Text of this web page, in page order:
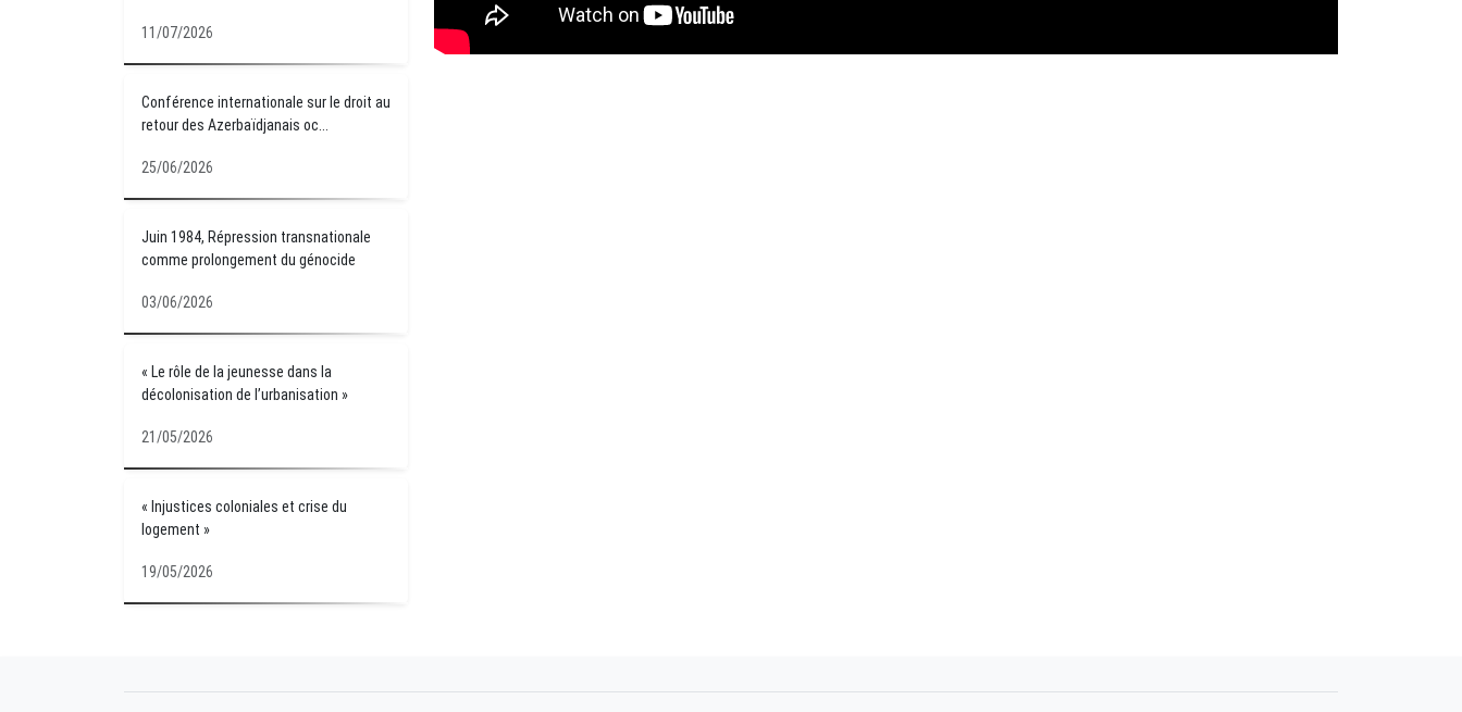
11/07/2026
Conférence internationale sur le droit au
retour des Azerbaïdjanais oc...
25/06/2026
Juin 1984, Répression transnationale
comme prolongement du génocide
03/06/2026
« Le rôle de la jeunesse dans la
décolonisation de l’urbanisation »
21/05/2026
« Injustices coloniales et crise du
logement »
19/05/2026